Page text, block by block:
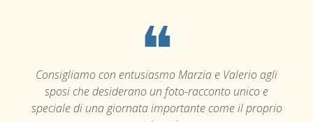
❝
Consigliamo con entusiasmo Marzia e Valerio agli
sposi che desiderano un foto-racconto unico e
speciale di una giornata importante come il proprio